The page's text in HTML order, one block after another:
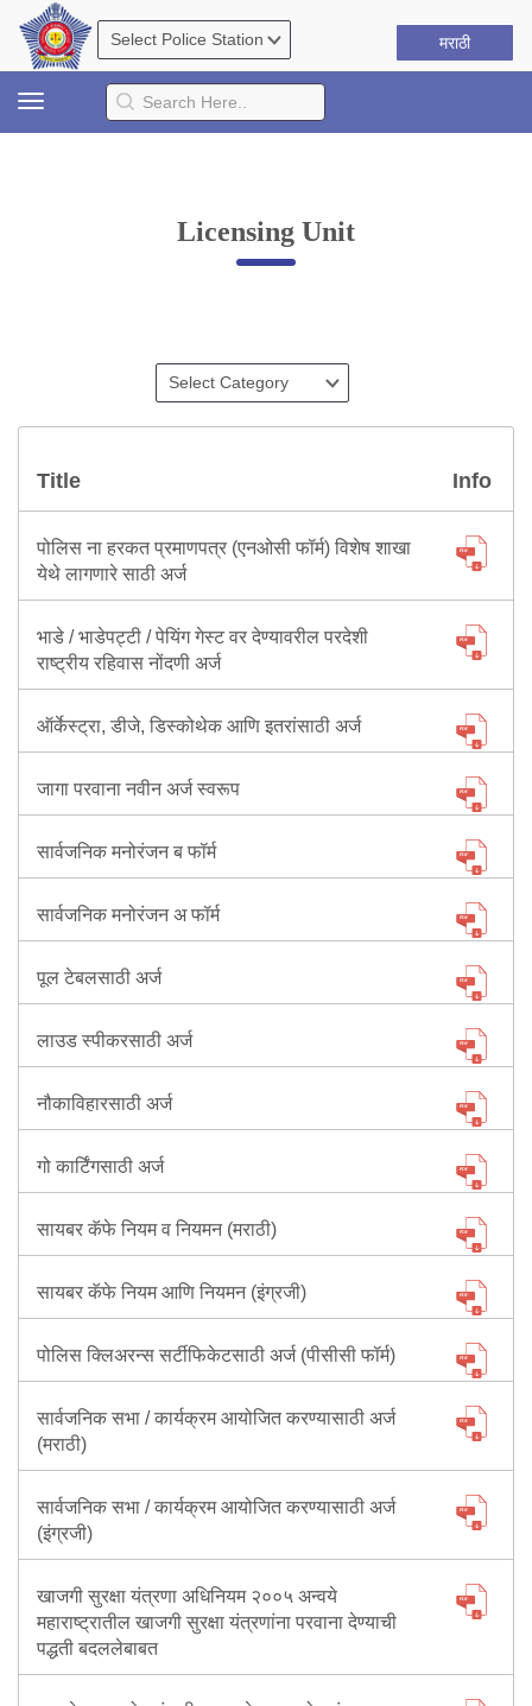
मराठी
Toggle
navigation
Licensing Unit
Title Info
पोलिस ना हरकत प्रमाणपत्र (एनओसी फॉर्म) विशेष शाखा
येथे लागणारे साठी अर्ज
भाडे / भाडेपट्टी / पेयिंग गेस्ट वर देण्यावरील परदेशी
राष्ट्रीय रहिवास नोंदणी अर्ज
ऑर्केस्ट्रा, डीजे, डिस्कोथेक आणि इतरांसाठी अर्ज
जागा परवाना नवीन अर्ज स्वरूप
सार्वजनिक मनोरंजन ब फॉर्म
सार्वजनिक मनोरंजन अ फॉर्म
पूल टेबलसाठी अर्ज
लाउड स्पीकरसाठी अर्ज
नौकाविहारसाठी अर्ज
गो कार्टिंगसाठी अर्ज
सायबर कॅफे नियम व नियमन (मराठी)
सायबर कॅफे नियम आणि नियमन (इंग्रजी)
पोलिस क्लिअरन्स सर्टीफिकेटसाठी अर्ज (पीसीसी फॉर्म)
सार्वजनिक सभा / कार्यक्रम आयोजित करण्यासाठी अर्ज
(मराठी)
सार्वजनिक सभा / कार्यक्रम आयोजित करण्यासाठी अर्ज
(इंग्रजी)
खाजगी सुरक्षा यंत्रणा अधिनियम २००५ अन्वये
महाराष्ट्रातील खाजगी सुरक्षा यंत्रणांना परवाना देण्याची
पद्धती बदललेबाबत